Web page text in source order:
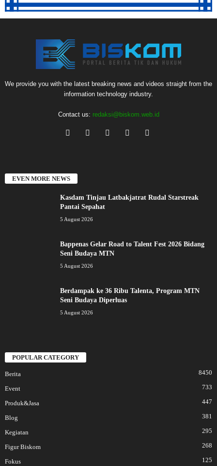
We provide you with the latest breaking news and videos straight from the
information technology industry.
Contact us: redaksi@biskom.web.id
EVEN MORE NEWS
Kasdam Tinjau Latbakjatrat Rudal Starstreak
Pantai Sepahat
5 August 2026
Bappenas Gelar Road to Talent Fest 2026 Bidang
Seni Budaya MTN
5 August 2026
Berdampak ke 36 Ribu Talenta, Program MTN
Seni Budaya Diperluas
5 August 2026
POPULAR CATEGORY
Berita 8450
Event 733
Produk&Jasa 447
Blog 381
Kegiatan 295
Figur Biskom 268
Fokus 125